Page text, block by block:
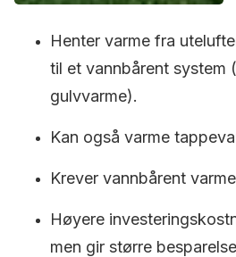
Henter varme fra
til et vannbårent system
gulvvarme).
Kan også varme
Krever vannbårent
Høyere
men gir større